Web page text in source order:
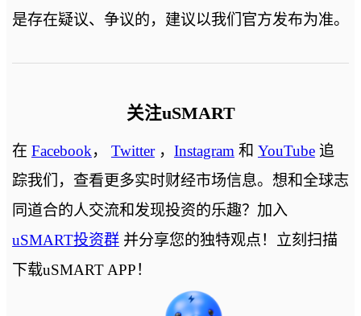
是存在疑议、争议的，建议以我们官方发布为准。
关注uSMART
在 Facebook， Twitter， Instagram 和 YouTube追
踪我们，查看更多实时财经市场信息。想和全球志
同道合的人交流和发现投资的乐趣？加入
uSMART投资群并分享您的独特观点！立刻扫描
下载uSMART APP！